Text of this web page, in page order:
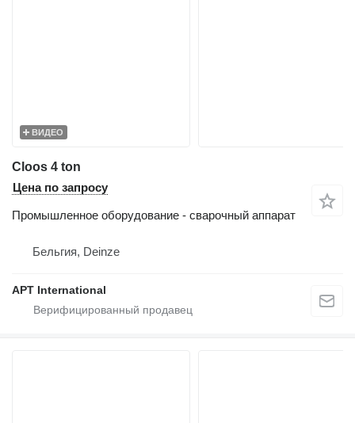
ВИДЕО
Cloos 4 ton
Цена по запросу
Промышленное оборудование - сварочный аппарат
Бельгия, Deinze
APT International